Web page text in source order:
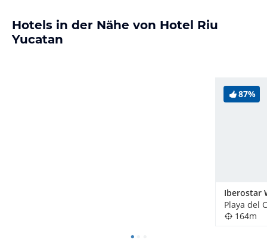
Hotels in der Nähe von Hotel Riu
Yucatan
87%
164m